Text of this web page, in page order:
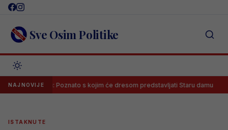
Skip
content Sve Osim Politike
NAJNOVIJEPoznato s kojim će dresom predstavljati Staru damu
ISTAKNUTE